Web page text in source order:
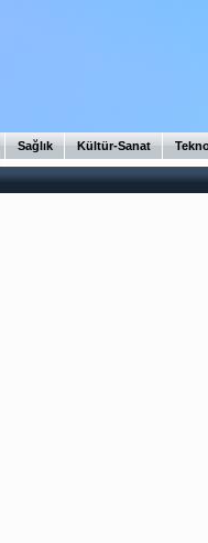
Sağlık Kültür-Sanat